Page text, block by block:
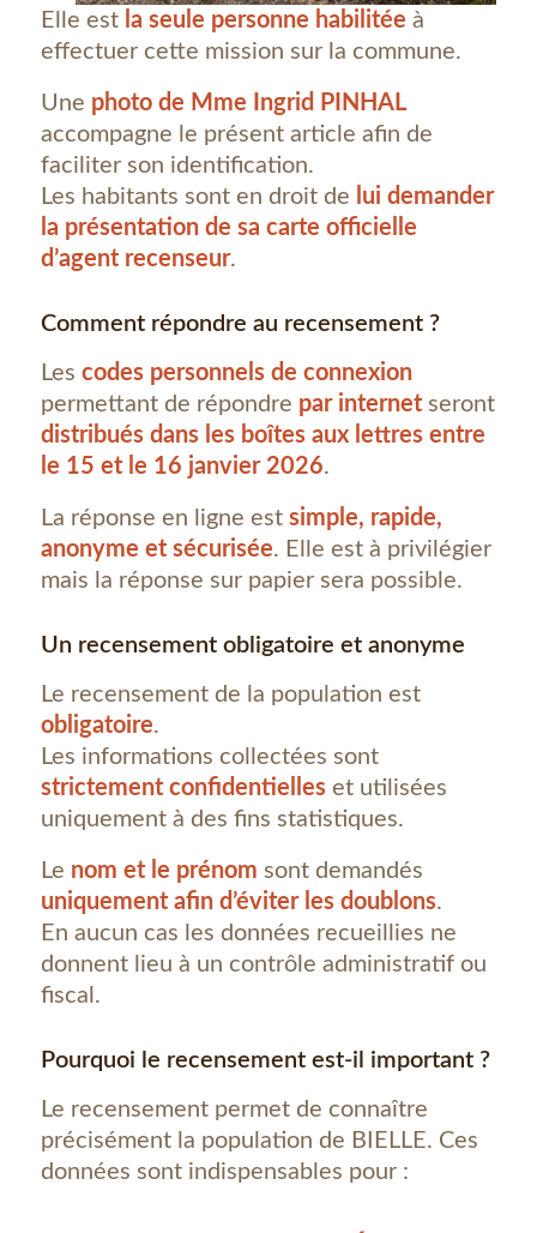
Elle est la seule personne habilitée à
effectuer cette mission sur la commune.
Une photo de Mme Ingrid PINHAL
accompagne le présent article afin de
faciliter son identification.
Les habitants sont en droit de lui demander
la présentation de sa carte officielle
d’agent recenseur.
Comment répondre au recensement ?
Les codes personnels de connexion
permettant de répondre par internetseront
distribués dans les boîtes aux lettres entre
le 15 et le 16 janvier 2026.
La réponse en ligne est simple, rapide,
anonyme et sécurisée. Elle est à privilégier
mais la réponse sur papier sera possible.
Un recensement obligatoire et anonyme
Le recensement de la population est
obligatoire.
Les informations collectées sont
strictement confidentielleset utilisées
uniquement à des fins statistiques.
Le nom et le prénom sont demandés
uniquement afin d’éviter les doublons.
En aucun cas les données recueillies ne
donnent lieu à un contrôle administratif ou
fiscal.
Pourquoi le recensement est-il important ?
Le recensement permet de connaître
précisément la population de BIELLE. Ces
données sont indispensables pour :